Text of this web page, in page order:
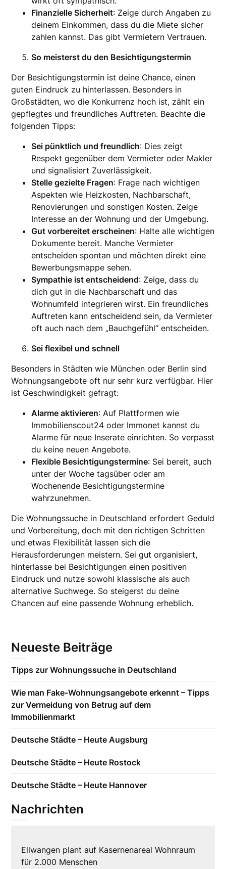
Finanzielle Sicherheit: Zeige durch Angaben zu
deinem Einkommen, dass du die Miete sicher
zahlen kannst. Das gibt Vermietern Vertrauen.
So meisterst du den Besichtigungstermin
Der Besichtigungstermin ist deine Chance, einen
guten Eindruck zu hinterlassen. Besonders in
Großstädten, wo die Konkurrenz hoch ist, zählt ein
gepflegtes und freundliches Auftreten. Beachte die
folgenden Tipps:
Sei pünktlich und freundlich: Dies zeigt
Respekt gegenüber dem Vermieter oder Makler
und signalisiert Zuverlässigkeit.
Stelle gezielte Fragen: Frage nach wichtigen
Aspekten wie Heizkosten, Nachbarschaft,
Renovierungen und sonstigen Kosten. Zeige
Interesse an der Wohnung und der Umgebung.
Gut vorbereitet erscheinen: Halte alle wichtigen
Dokumente bereit. Manche Vermieter
entscheiden spontan und möchten direkt eine
Bewerbungsmappe sehen.
Sympathie ist entscheidend: Zeige, dass du
dich gut in die Nachbarschaft und das
Wohnumfeld integrieren wirst. Ein freundliches
Auftreten kann entscheidend sein, da Vermieter
oft auch nach dem „Bauchgefühl“ entscheiden.
Sei flexibel und schnell
Besonders in Städten wie München oder Berlin sind
Wohnungsangebote oft nur sehr kurz verfügbar. Hier
ist Geschwindigkeit gefragt:
Alarme aktivieren: Auf Plattformen wie
Immobilienscout24 oder Immonet kannst du
Alarme für neue Inserate einrichten. So verpasst
du keine neuen Angebote.
Flexible Besichtigungstermine: Sei bereit, auch
unter der Woche tagsüber oder am
Wochenende Besichtigungstermine
wahrzunehmen.
Die Wohnungssuche in Deutschland erfordert Geduld
und Vorbereitung, doch mit den richtigen Schritten
und etwas Flexibilität lassen sich die
Herausforderungen meistern. Sei gut organisiert,
hinterlasse bei Besichtigungen einen positiven
Eindruck und nutze sowohl klassische als auch
alternative Suchwege. So steigerst du deine
Chancen auf eine passende Wohnung erheblich.
Neueste Beiträge
Tipps zur Wohnungssuche in Deutschland
Wie man Fake-Wohnungsangebote erkennt – Tipps
zur Vermeidung von Betrug auf dem
Immobilienmarkt
Deutsche Städte – Heute Augsburg
Deutsche Städte – Heute Rostock
Deutsche Städte – Heute Hannover
Nachrichten
Ellwangen plant auf Kasernenareal Wohnraum
für 2.000 Menschen